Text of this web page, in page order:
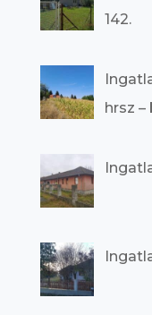
142.
hrsz